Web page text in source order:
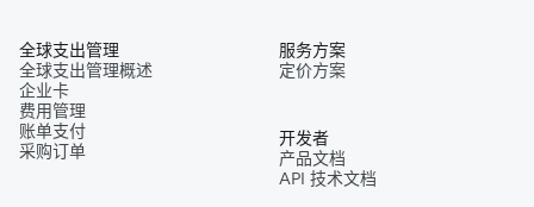
全球支出管理
全球支出管理概述
企业卡
费用管理
账单支付
采购订单
服务方案
定价方案
开发者
产品文档
API 技术文档